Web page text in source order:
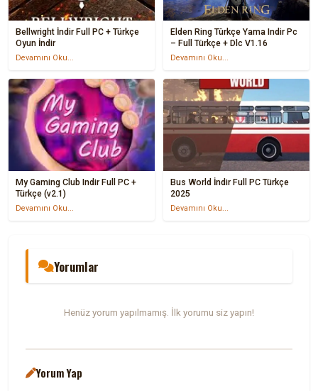
Bellwright İndir Full PC + Türkçe
Oyun İndir
Devamını Oku...
Elden Ring Türkçe Yama Indir Pc
– Full Türkçe + Dlc V1.16
Devamını Oku...
My Gaming Club Indir Full PC +
Türkçe (v2.1)
Devamını Oku...
Bus World İndir Full PC Türkçe
2025
Devamını Oku...
Yorumlar
Henüz yorum yapılmamış. İlk yorumu siz yapın!
Yorum Yap